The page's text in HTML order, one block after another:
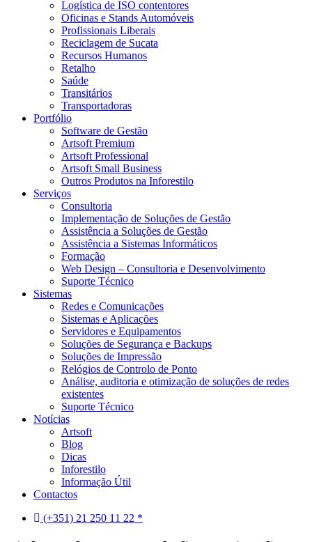
Logística de ISO contentores
Oficinas e Stands Automóveis
Profissionais Liberais
Reciclagem de Sucata
Recursos Humanos
Retalho
Saúde
Transitários
Transportadoras
Portfólio
Software de Gestão
Artsoft Premium
Artsoft Professional
Artsoft Small Business
Outros Produtos na Inforestilo
Serviços
Consultoria
Implementação de Soluções de Gestão
Assistência a Soluções de Gestão
Assistência a Sistemas Informáticos
Formação
Web Design – Consultoria e Desenvolvimento
Suporte Técnico
Sistemas
Redes e Comunicações
Sistemas e Aplicações
Servidores e Equipamentos
Soluções de Segurança e Backups
Soluções de Impressão
Relógios de Controlo de Ponto
Análise, auditoria e otimização de soluções de redes
existentes
Suporte Técnico
Notícias
Artsoft
Blog
Dicas
Inforestilo
Informação Útil
Contactos
(+351) 21 250 11 22 *